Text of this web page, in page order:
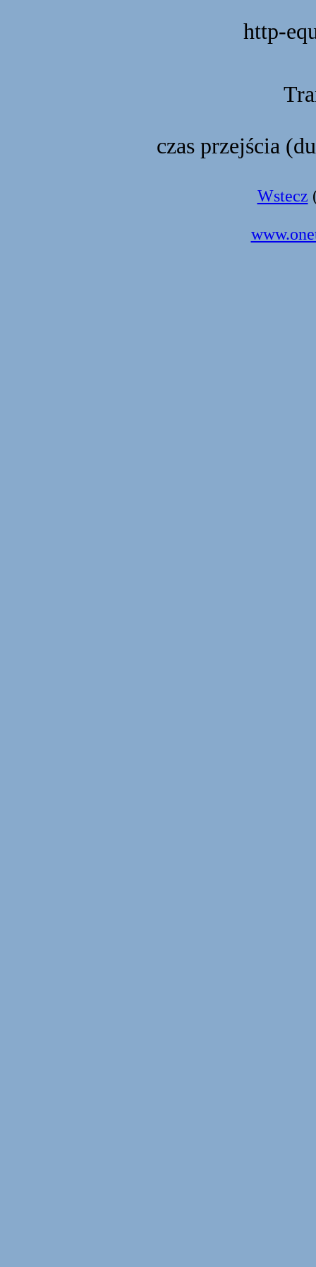
http-
czas przejścia
Wstecz